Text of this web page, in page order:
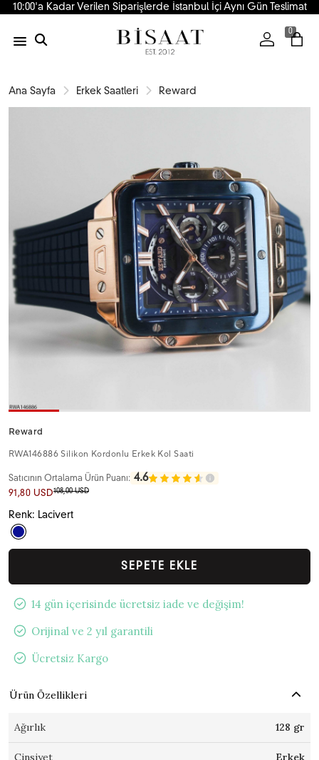
10:00'a Kadar Verilen Siparişlerde İstanbul İçi Aynı Gün Teslimat
0
Ana Sayfa Erkek Saatleri Reward
Reward
RWA146886 Silikon Kordonlu Erkek Kol Saati
Satıcının Ortalama Ürün Puanı: 4.6
91,80 USD108,00 USD
Renk: Lacivert
SEPETE EKLE
14 gün içerisinde ücretsiz iade ve değişim!
Orijinal ve 2 yıl garantili
Ücretsiz Kargo
Ürün Özellikleri
Ağırlık 128 gr
Cinsiyet Erkek